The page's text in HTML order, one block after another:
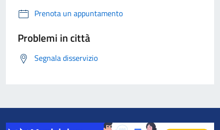
Prenota un appuntamento
Problemi in città
Segnala disservizio